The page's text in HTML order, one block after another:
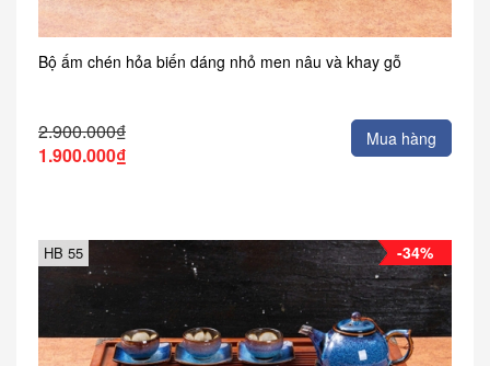
Bộ ấm chén hỏa biến dáng nhỏ men nâu và khay gỗ
2.900.000₫
1.900.000₫
Mua hàng
-34%
HB 55